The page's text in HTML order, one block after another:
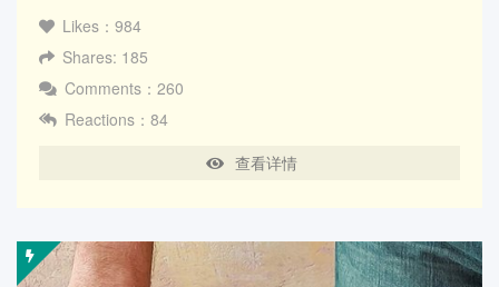
Likes：984
Shares: 185
Comments：260
Reactions：84
查看详情